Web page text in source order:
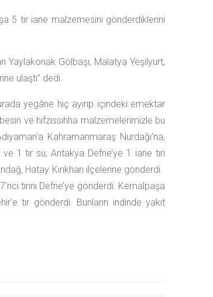
5 tır iane malzemesini gönderdiklerini
Yaylakonak Gölbaşı, Malatya Yeşilyurt,
ulaştı” dedi.
yegâne hiç ayırıp içindeki emektar
ve hıfzıssıhha malzemelerimizle bu
Kahramanmaraş Nurdağı’na,
1 tır su, Antakya Defne’ye 1 iane tırı
Hatay Kırıkhan ilçelerine gönderdi.
tırını Defne’ye gönderdi. Kemalpaşa
tır gönderdi. Bunların indinde yakıt